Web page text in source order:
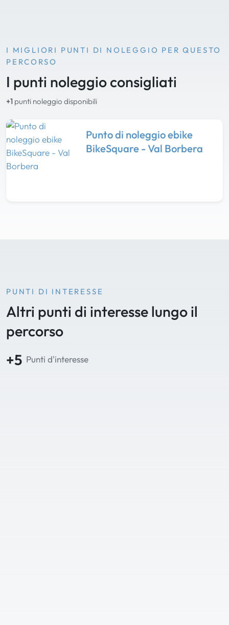
I MIGLIORI PUNTI DI NOLEGGIO PER QUESTO
PERCORSO
I punti noleggio consigliati
+1 punti noleggio disponibili
Punto di noleggio ebike
BikeSquare - Val Borbera
PUNTI DI INTERESSE
Altri punti di interesse lungo il
percorso
+5 Punti d'interesse